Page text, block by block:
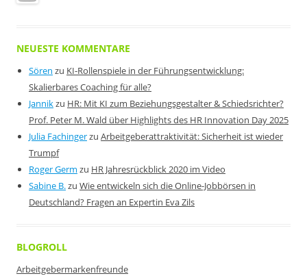
NEUESTE KOMMENTARE
Sören zu KI-Rollenspiele in der Führungsentwicklung:
Skalierbares Coaching für alle?
Jannikzu HR: Mit KI zum Beziehungsgestalter & Schiedsrichter?
Prof. Peter M. Wald über Highlights des HR Innovation Day 2025
Julia Fachingerzu Arbeitgeberattraktivität: Sicherheit ist wieder
Trumpf
Roger Germ zu HR Jahresrückblick 2020 im Video
Sabine B.zu Wie entwickeln sich die Online-Jobbörsen in
Deutschland? Fragen an Expertin Eva Zils
BLOGROLL
Arbeitgebermarkenfreunde